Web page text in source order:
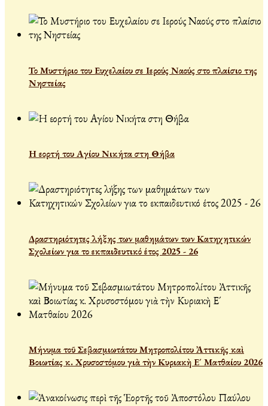
Το Μυστήριο του Ευχελαίου σε Ιερούς Ναούς στο πλαίσιο της
Νηστείας
Η εορτή του Αγίου Νικήτα στη Θήβα
Δραστηριότητες λήξης των μαθημάτων των Κατηχητικών
Σχολείων για το εκπαιδευτικό έτος 2025 - 26
Μήνυμα τοῦ Σεβασμιωτάτου Μητροπολίτου Ἀττικῆς καὶ
Βοιωτίας κ. Χρυσοστόμου γιὰ τὴν Κυριακὴ Ε´ Ματθαίου 2026